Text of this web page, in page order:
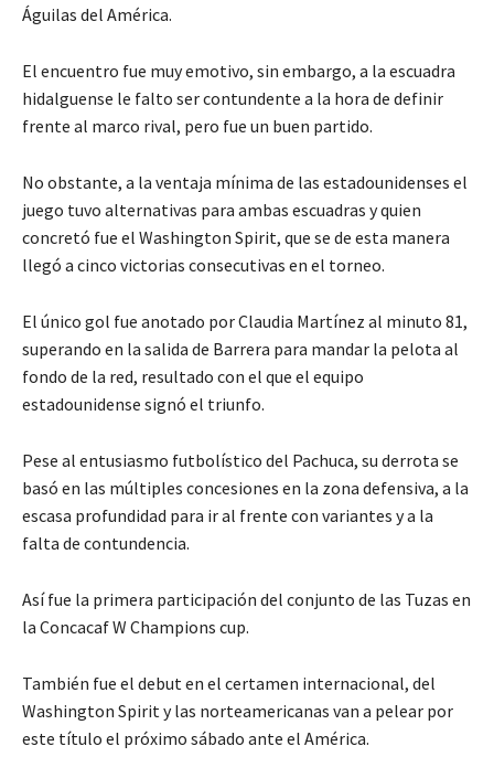
Águilas del América.
El encuentro fue muy emotivo, sin embargo, a la escuadra
hidalguense le falto ser contundente a la hora de definir
frente al marco rival, pero fue un buen partido.
No obstante, a la ventaja mínima de las estadounidenses el
juego tuvo alternativas para ambas escuadras y quien
concretó fue el Washington Spirit, que se de esta manera
llegó a cinco victorias consecutivas en el torneo.
El único gol fue anotado por Claudia Martínez al minuto 81,
superando en la salida de Barrera para mandar la pelota al
fondo de la red, resultado con el que el equipo
estadounidense signó el triunfo.
Pese al entusiasmo futbolístico del Pachuca, su derrota se
basó en las múltiples concesiones en la zona defensiva, a la
escasa profundidad para ir al frente con variantes y a la
falta de contundencia.
Así fue la primera participación del conjunto de las Tuzas en
la Concacaf W Champions cup.
También fue el debut en el certamen internacional, del
Washington Spirit y las norteamericanas van a pelear por
este título el próximo sábado ante el América.